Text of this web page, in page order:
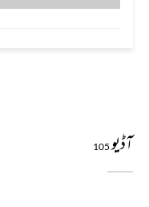
آڈیو